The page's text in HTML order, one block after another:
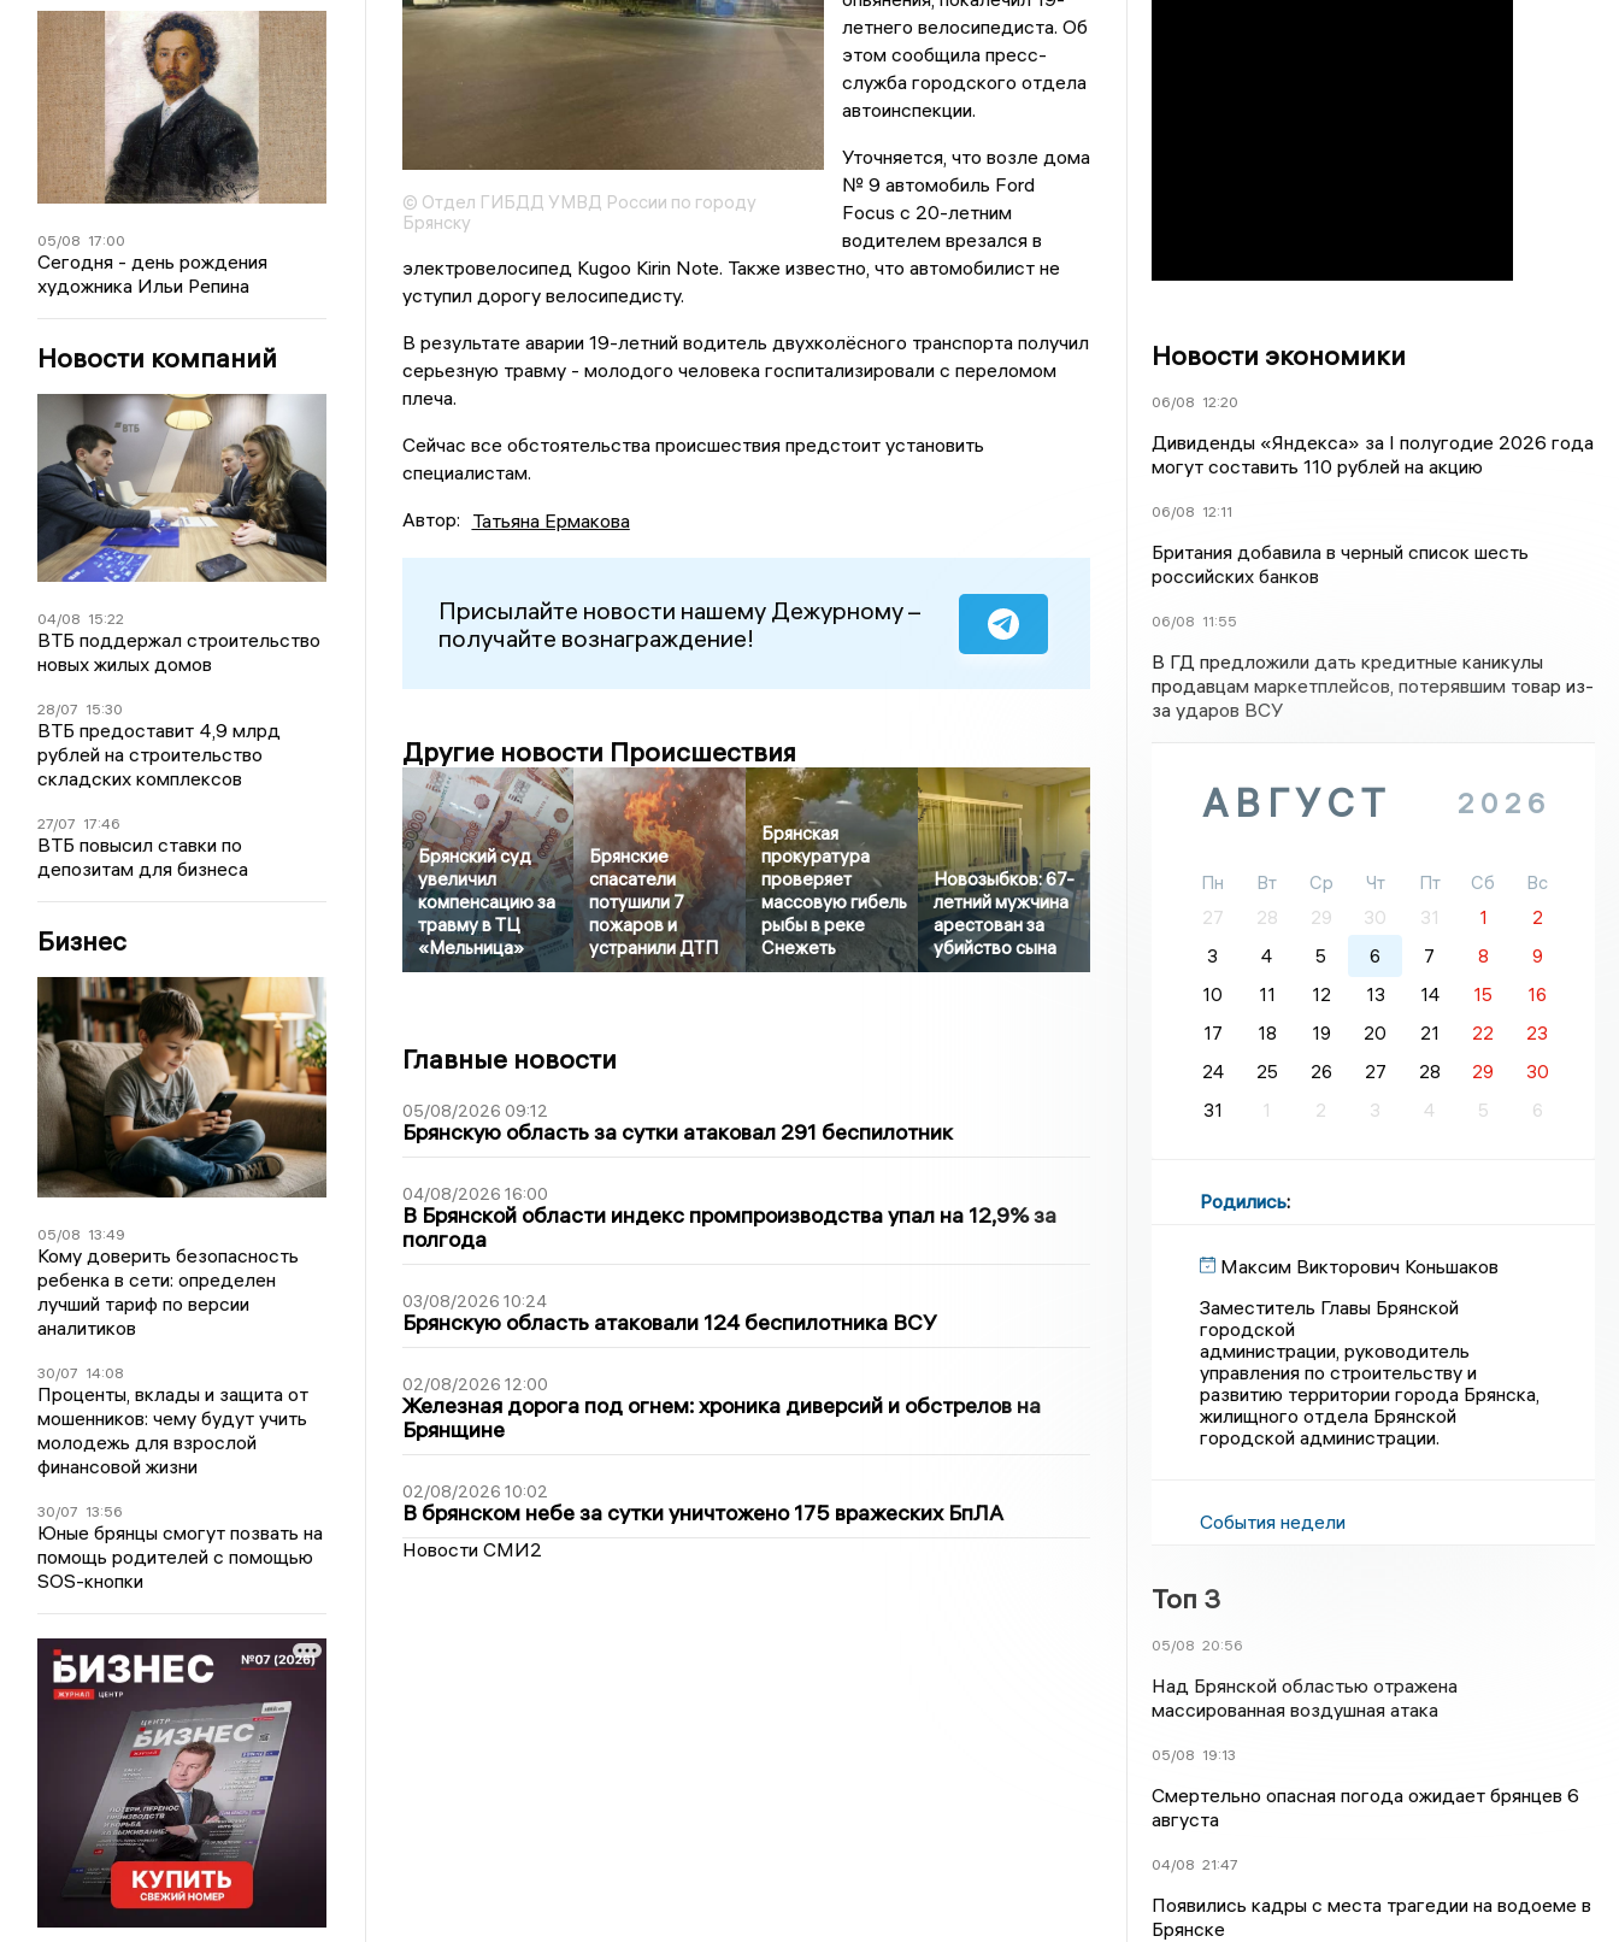
05/08 17:00
Сегодня - день рождения
художника Ильи Репина
Новости компаний
04/08 15:22
ВТБ поддержал строительство
новых жилых домов
28/07 15:30
ВТБ предоставит 4,9 млрд
рублей на строительство
складских комплексов
27/07 17:46
ВТБ повысил ставки по
депозитам для бизнеса
Бизнес
05/08 13:49
Кому доверить безопасность
ребенка в сети: определен
лучший тариф по версии
аналитиков
30/07 14:08
Проценты, вклады и защита от
мошенников: чему будут учить
молодежь для взрослой
финансовой жизни
30/07 13:56
Юные брянцы смогут позвать на
помощь родителей с помощью
SOS-кнопки
© Отдел ГИБДД УМВД России по городу
Брянску
летнего велосипедиста. Об
этом сообщила пресс-
служба городского отдела
автоинспекции.
Уточняется, что возле дома
№ 9 автомобиль Ford
Focus с 20-летним
водителем врезался в
электровелосипед Kugoo Kirin Note. Также известно, что автомобилист не
уступил дорогу велосипедисту.
В результате аварии 19-летний водитель двухколёсного транспорта получил
серьезную травму - молодого человека госпитализировали с переломом
плеча.
Сейчас все обстоятельства происшествия предстоит установить
специалистам.
Автор: Татьяна Ермакова
Присылайте новости нашему Дежурному –
получайте вознаграждение!
Другие новости Происшествия
Брянский суд
увеличил
компенсацию за
травму в ТЦ
«Мельница»
Брянские
спасатели
потушили 7
пожаров и
устранили ДТП
Брянская
прокуратура
проверяет
массовую гибель
рыбы в реке
Снежеть
Новозыбков: 67-
летний мужчина
арестован за
убийство сына
Главные новости
05/08/2026 09:12
Брянскую область за сутки атаковал 291 беспилотник
04/08/2026 16:00
В Брянской области индекс промпроизводства упал на 12,9% за
полгода
03/08/2026 10:24
Брянскую область атаковали 124 беспилотника ВСУ
02/08/2026 12:00
Железная дорога под огнем: хроника диверсий и обстрелов на
Брянщине
02/08/2026 10:02
В брянском небе за сутки уничтожено 175 вражеских БпЛА
Новости СМИ2
Новости экономики
06/08 12:20
Дивиденды «Яндекса» за I полугодие 2026 года
могут составить 110 рублей на акцию
06/08 12:11
Британия добавила в черный список шесть
российских банков
06/08 11:55
В ГД предложили дать кредитные каникулы
продавцам маркетплейсов, потерявшим товар из-
за ударов ВСУ
АВГУСТ 2026
Пн Вт Ср Чт Пт Сб
Вс
27
28 29 30 31 1
2
3
4 5 6 7 8
9
10
11 12 13 14 15
16
17
18 19 20 21 22
23
24
25 26 27 28 29
30
31
1 2 3 4 5 6
Родились:
Максим Викторович Коньшаков
Заместитель Главы Брянской
городской
администрации, руководитель
управления по строительству и
развитию территории города Брянска,
жилищного отдела Брянской
городской администрации.
События недели
Топ 3
05/08 20:56
Над Брянской областью отражена
массированная воздушная атака
05/08 19:13
Смертельно опасная погода ожидает брянцев 6
августа
04/08 21:47
Появились кадры с места трагедии на водоеме в
Брянске